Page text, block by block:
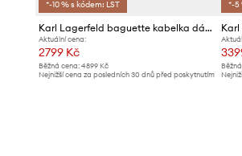
*-10 % s kódem: LST
Karl Lagerfeld baguette kabelka dámská z imitace kůže IKON
Aktuální cena:
2799 Kč
Běžná cena: 4899 Kč
Nejnižší cena za posledních 30 dnů před poskytnutím
*-5